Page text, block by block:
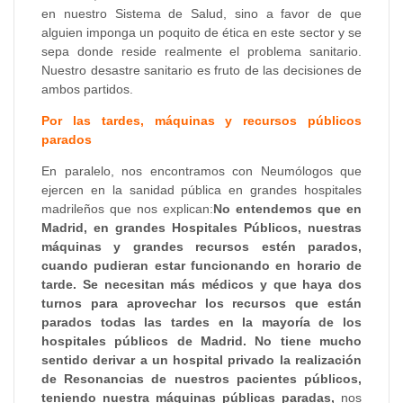
en nuestro Sistema de Salud, sino a favor de que
alguien imponga un poquito de ética en este sector y se
sepa donde reside realmente el problema sanitario.
Nuestro desastre sanitario es fruto de las decisiones de
ambos partidos.
Por las tardes, máquinas y recursos públicos
parados
En paralelo, nos encontramos con Neumólogos que
ejercen en la sanidad pública en grandes hospitales
madrileños que nos explican:No entendemos que en
Madrid, en grandes Hospitales Públicos, nuestras
máquinas y grandes recursos estén parados,
cuando pudieran estar funcionando en horario de
tarde. Se necesitan más médicos y que haya dos
turnos para aprovechar los recursos que están
parados todas las tardes en la mayoría de los
hospitales públicos de Madrid. No tiene mucho
sentido derivar a un hospital privado la realización
de Resonancias de nuestros pacientes públicos,
teniendo nuestra máquinas públicas paradas, nos